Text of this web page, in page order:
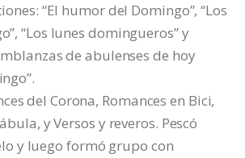
“El humor del Domingo”, “Los
“Los lunes domingueros” y
de abulenses de hoy
del Corona, Romances en Bici,
y Versos y reveros. Pescó
y luego formó grupo con